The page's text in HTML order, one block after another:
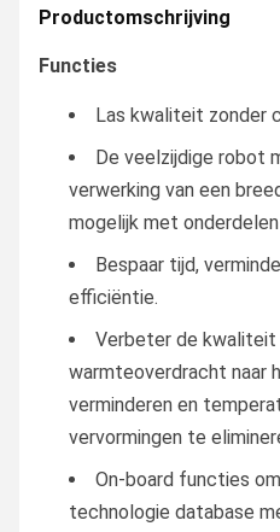
Productomschrijving
Functies
Las kwaliteit zonder
De veelzijdige robot
verwerking van een
mogelijk met
Bespaar tijd,
efficiëntie.
Verbeter de kwaliteit
warmteoverdracht naar
verminderen en
vervormingen te
On-board functies
technologie database